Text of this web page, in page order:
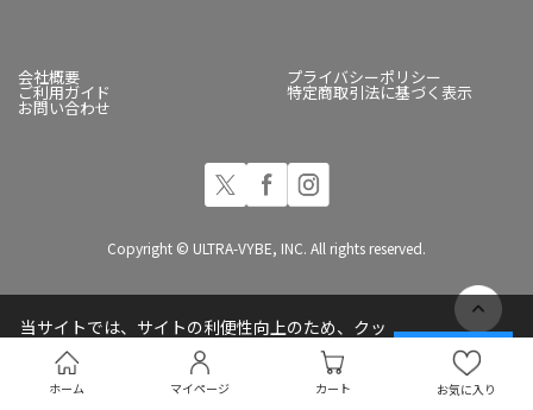
ホーム マイページ カート お気に入り
会社概要 プライバシーポリシー
ご利用ガイド 特定商取引法に基づく表示
お問い合わせ
Copyright © ULTRA-VYBE, INC. All rights reserved.
当サイトでは、サイトの利便性向上のため、クッ
キー(Cookie)を使用しています
プライバシーポリシー
承諾する